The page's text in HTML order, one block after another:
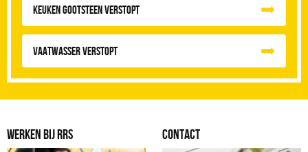
Keuken Gootsteen Verstopt
Vaatwasser Verstopt
WERKEN BIJ RRS CONTACT